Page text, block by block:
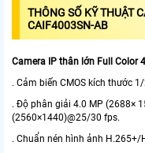
THÔNG SỐ KỸ THUẬT
CAIF4003SN-AB
Camera IP thân lớn Full Color
. Cảm biến CMOS kích thước 1/
. Độ phân giải 4.0 MP (2688×
(2560×1440)@25/30 fps.
. Chuẩn nén hình ảnh H.265+/